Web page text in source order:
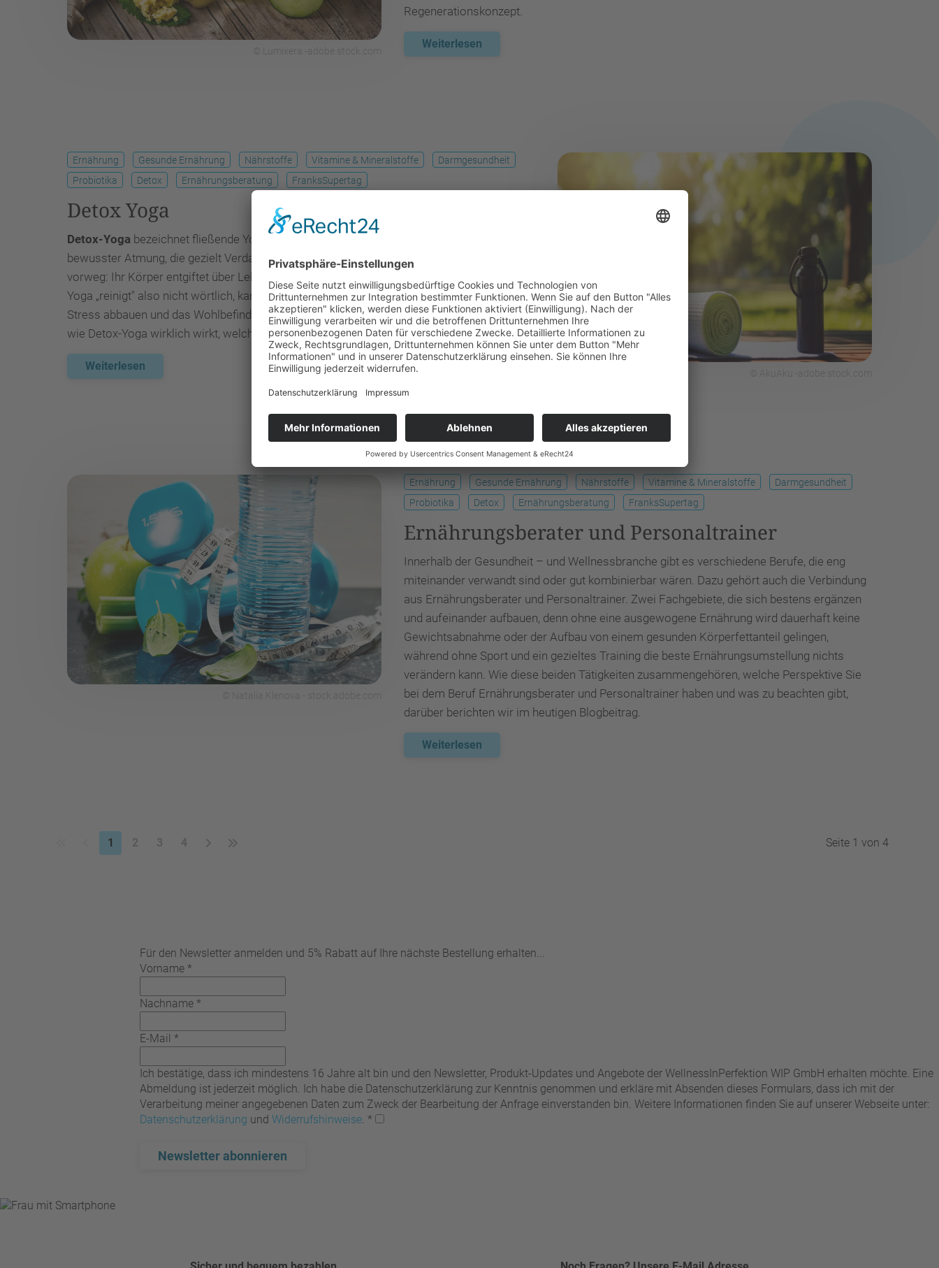
Regenerationskonzept.
Weiterlesen
Ernährung Gesunde Ernährung Nährstoffe Vitamine & Mineralstoffe
Darmgesundheit
Probiotika
Detox Ernährungsberatung FranksSupertag
Detox Yoga
Detox-Yoga bezeichnet fließende Yoga-Sequenzen aus Drehhaltungen, Vorbeugen und
bewusster Atmung, die gezielt Verdauung, Durchblutung und Stoffwechsel anregen. Wichtig
vorweg: Ihr Körper entgiftet über Leber, Nieren und Lymphsystem ganz von selbst. Detox-
Yoga „reinigt" also nicht wörtlich, kann diese natürlichen Prozesse aber unterstützen,
Stress abbauen und das Wohlbefinden spürbar steigern. In diesem Ratgeber erfahren Sie,
wie Detox-Yoga wirklich wirkt, welche Übungen sich eignen und für wen es geeignet ist.
Weiterlesen
Ernährung Gesunde Ernährung Nährstoffe Vitamine & Mineralstoffe
Darmgesundheit
Probiotika
Detox Ernährungsberatung FranksSupertag
Ernährungsberater und Personaltrainer
Innerhalb der Gesundheit – und Wellnessbranche gibt es verschiedene Berufe, die eng
miteinander verwandt sind oder gut kombinierbar wären. Dazu gehört auch die Verbindung
aus Ernährungsberater und Personaltrainer. Zwei Fachgebiete, die sich bestens ergänzen
und aufeinander aufbauen, denn ohne eine ausgewogene Ernährung wird dauerhaft keine
Gewichtsabnahme oder der Aufbau von einem gesunden Körperfettanteil gelingen,
während ohne Sport und ein gezieltes Training die beste Ernährungsumstellung nichts
verändern kann. Wie diese beiden Tätigkeiten zusammengehören, welche Perspektive Sie
bei dem Beruf Ernährungsberater und Personaltrainer haben und was zu beachten gibt,
darüber berichten wir im heutigen Blogbeitrag.
Weiterlesen
1 2 3 4 Seite 1 von 4
Für den Newsletter anmelden und 5% Rabatt auf Ihre nächste Bestellung erhalten...
Vorname *
Nachname *
E-Mail *
Ich bestätige, dass ich mindestens 16 Jahre alt bin und den Newsletter, Produkt-Updates und Angebote der WellnessInPerfektion WIP GmbH erhalten möchte. Eine
Abmeldung ist jederzeit möglich. Ich habe die Datenschutzerklärung zur Kenntnis genommen und erkläre mit Absenden dieses Formulars, dass ich mit der
Verarbeitung meiner angegebenen Daten zum Zweck der Bearbeitung der Anfrage einverstanden bin. Weitere Informationen finden Sie auf unserer Webseite unter:
Datenschutzerklärung und Widerrufshinweise. *
Newsletter abonnieren